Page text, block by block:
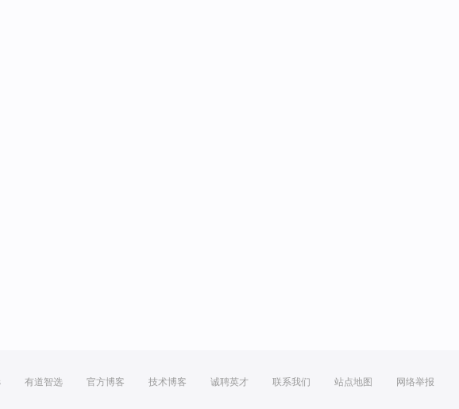
有道智选 官方博客 技术博客 诚聘英才 联系我们 站点地图 网络举报